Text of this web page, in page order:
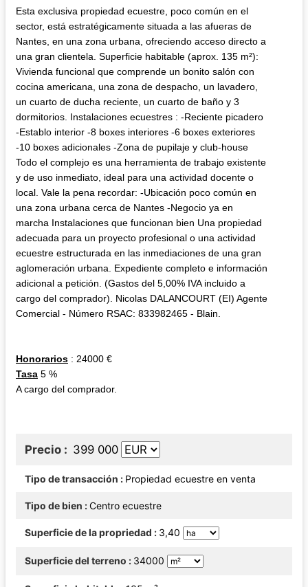
Esta exclusiva propiedad ecuestre, poco común en el
sector, está estratégicamente situada a las afueras de
Nantes, en una zona urbana, ofreciendo acceso directo a
una gran clientela. Superficie habitable (aprox. 135 m²):
Vivienda funcional que comprende un bonito salón con
cocina americana, una zona de despacho, un lavadero,
un cuarto de ducha reciente, un cuarto de baño y 3
dormitorios. Instalaciones ecuestres : -Reciente picadero
-Establo interior -8 boxes interiores -6 boxes exteriores
-10 boxes adicionales -Zona de pupilaje y club-house
Todo el complejo es una herramienta de trabajo existente
y de uso inmediato, ideal para una actividad docente o
local. Vale la pena recordar: -Ubicación poco común en
una zona urbana cerca de Nantes -Negocio ya en
marcha Instalaciones que funcionan bien Una propiedad
adecuada para un proyecto profesional o una actividad
ecuestre estructurada en las inmediaciones de una gran
aglomeración urbana. Expediente completo e información
adicional a petición. (Gastos del 5,00% IVA incluido a
cargo del comprador). Nicolas DALANCOURT (EI) Agente
Comercial - Número RSAC: 833982465 - Blain.
Honorarios : 24000 €
Tasa 5 %
A cargo del comprador.
Precio 399 000
Tipo de transacción Propiedad ecuestre en venta
Tipo de bien Centro ecuestre
Superficie de la propriedad 3,40
Superficie del terreno 34000